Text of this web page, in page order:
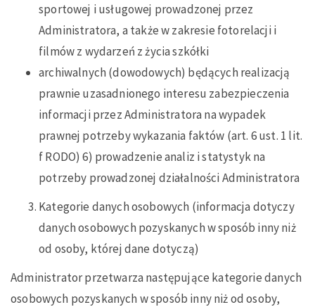
sportowej i usługowej prowadzonej przez
Administratora, a także w zakresie fotorelacji i
filmów z wydarzeń z życia szkółki
archiwalnych (dowodowych) będących realizacją
prawnie uzasadnionego interesu zabezpieczenia
informacji przez Administratora na wypadek
prawnej potrzeby wykazania faktów (art. 6 ust. 1 lit.
f RODO) 6) prowadzenie analiz i statystyk na
potrzeby prowadzonej działalności Administratora
Kategorie danych osobowych (informacja dotyczy
danych osobowych pozyskanych w sposób inny niż
od osoby, której dane dotyczą)
Administrator przetwarza następujące kategorie danych
osobowych pozyskanych w sposób inny niż od osoby,